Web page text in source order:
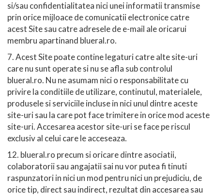
si/sau confidentialitatea nici unei informatii transmise
prin orice mijloace de comunicatii electronice catre
acest Site sau catre adresele de e-mail ale oricarui
membru apartinand blueral.ro.
7. Acest Site poate contine legaturi catre alte site-uri
care nu sunt operate si nu se afla sub controlul
blueral.ro. Nu ne asumam nici o responsabilitate cu
privire la conditiile de utilizare, continutul, materialele,
produsele si serviciile incluse in nici unul dintre aceste
site-uri sau la care pot face trimitere in orice mod aceste
site-uri. Accesarea acestor site-uri se face pe riscul
exclusiv al celui care le acceseaza.
12. blueral.ro precum si oricare dintre asociatii,
colaboratorii sau angajatii sai nu vor putea fi tinuti
raspunzatori in nici un mod pentru nici un prejudiciu, de
orice tip, direct sau indirect, rezultat din accesarea sau